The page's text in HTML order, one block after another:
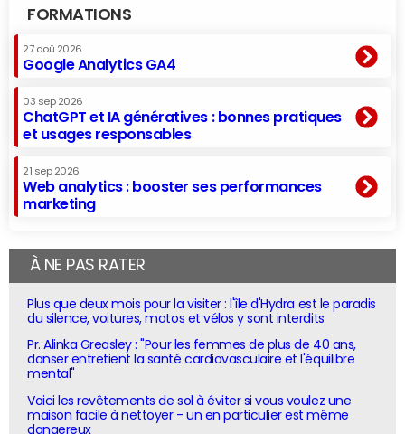
FORMATIONS
27 aoû 2026
Google Analytics GA4
03 sep 2026
ChatGPT et IA génératives : bonnes pratiques
et usages responsables
21 sep 2026
Web analytics : booster ses performances
marketing
À NE PAS RATER
Plus que deux mois pour la visiter : l'île d'Hydra est le paradis
du silence, voitures, motos et vélos y sont interdits
Pr. Alinka Greasley : "Pour les femmes de plus de 40 ans,
danser entretient la santé cardiovasculaire et l'équilibre
mental"
Voici les revêtements de sol à éviter si vous voulez une
maison facile à nettoyer - un en particulier est même
dangereux